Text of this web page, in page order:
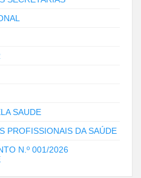
SAUDE
PROFISSIONAIS DA SAÚDE
N.º 001/2026